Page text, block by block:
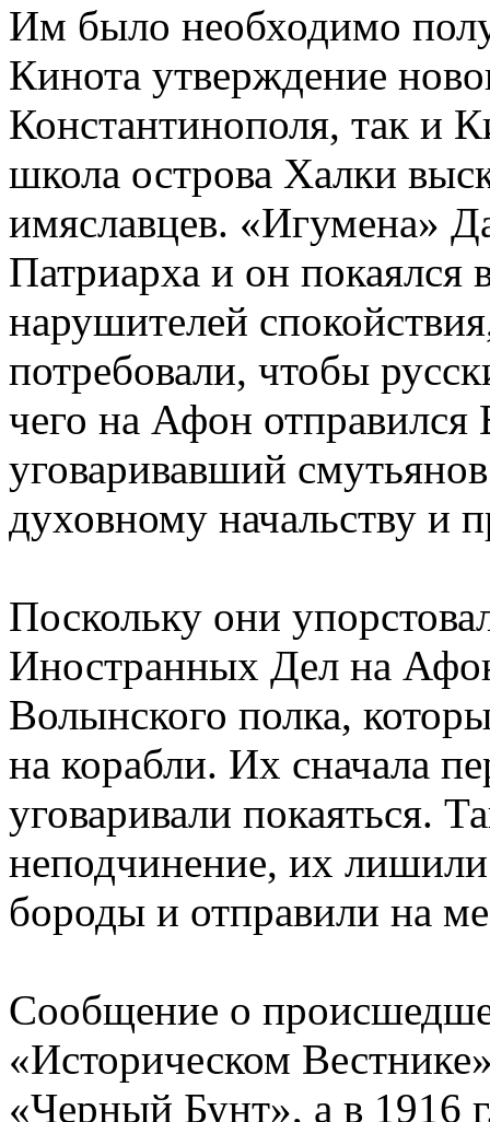
Им было необходимо
Кинота утверждение
Константинополя, так и
школа острова Халки
имяславцев. «Игумена»
Патриарха и он покаялся
нарушителей
потребовали, чтобы
чего на Афон отправился
уговаривавший
духовному начальству и
Поскольку они
Иностранных Дел на
Волынского полка,
на корабли. Их сначала
уговаривали покаяться.
неподчинение, их
бороды и отправили на
Сообщение о
«Историческом
«Черный Бунт», а в 1916